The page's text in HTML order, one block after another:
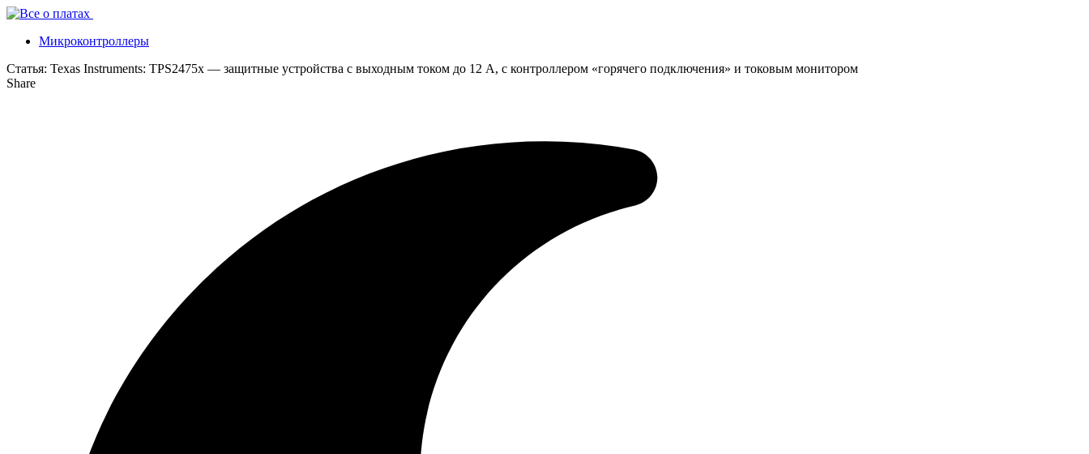
Микроконтроллеры
Статья: Texas Instruments: TPS2475x — защитные устройства с выходным током до 12 А, с контроллером «горячего подключения» и токовым монитором
Share